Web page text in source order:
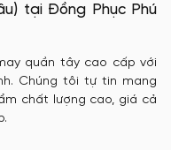
tại Đồng Phục Phú
quần tây cao cấp với
Chúng tôi tự tin mang
chất lượng cao, giá cả